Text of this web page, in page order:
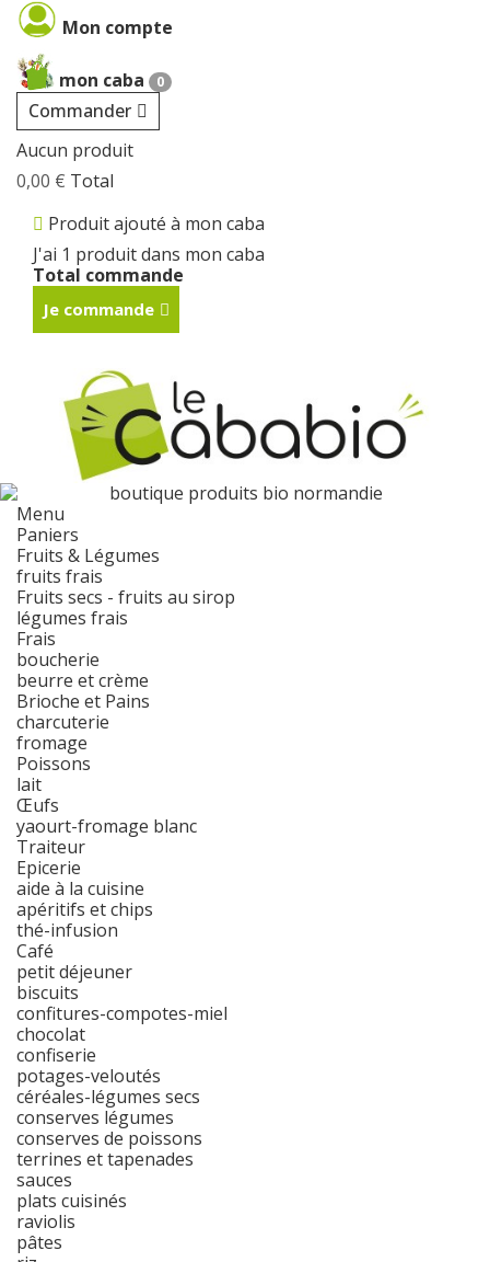
Mon compte
mon caba 0
Commander
Aucun produit
0,00 € Total
Produit ajouté à mon caba
J'ai 1 produit dans mon caba
Total commande
Je commande
Menu
Paniers
Fruits & Légumes
fruits frais
Fruits secs - fruits au sirop
légumes frais
Frais
boucherie
beurre et crème
Brioche et Pains
charcuterie
fromage
Poissons
lait
Œufs
yaourt-fromage blanc
Traiteur
Epicerie
aide à la cuisine
apéritifs et chips
thé-infusion
Café
petit déjeuner
biscuits
confitures-compotes-miel
chocolat
confiserie
potages-veloutés
céréales-légumes secs
conserves légumes
conserves de poissons
terrines et tapenades
sauces
plats cuisinés
raviolis
pâtes